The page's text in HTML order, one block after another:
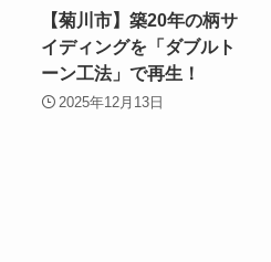
【菊川市】築20年の柄サ
イディングを「ダブルト
ーン工法」で再生！
2025年12月13日